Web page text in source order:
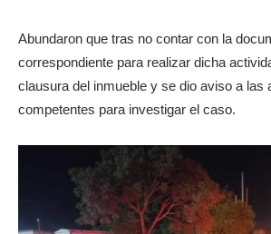
Abundaron que tras no contar con la
correspondiente para realizar dicha
clausura del inmueble y se dio aviso a las
competentes para investigar el caso.